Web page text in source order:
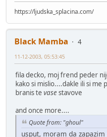
https://ljudska_splacina.com/
Black Mamba
4
11-12-2003, 05:53:45
fila decko, moj frend peder
kako si mislio....dakle ili si
branis te vasestavove
and once more....
Quote from: "ghoul"
usput, moram da